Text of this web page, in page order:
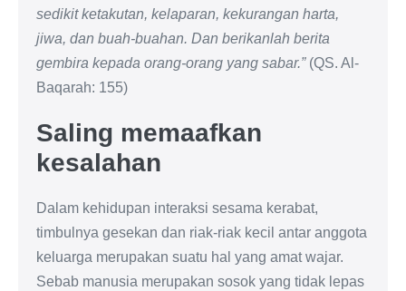
sedikit ketakutan, kelaparan, kekurangan harta,
jiwa, dan buah-buahan. Dan berikanlah berita
gembira kepada orang-orang yang sabar.”(QS. Al-
Baqarah: 155)
Saling memaafkan
kesalahan
Dalam kehidupan interaksi sesama kerabat,
timbulnya gesekan dan riak-riak kecil antar anggota
keluarga merupakan suatu hal yang amat wajar.
Sebab manusia merupakan sosok yang tidak lepas